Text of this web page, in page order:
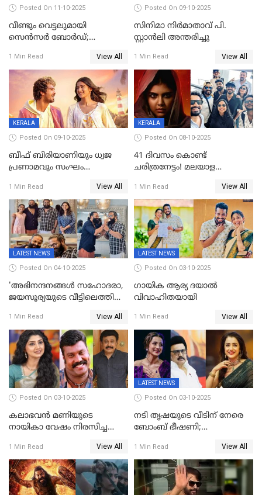
Posted On 11-10-2025
വീണ്ടും വെട്ടലുമായി
സെന്‍സര്‍ ബോര്‍ഡ്;
തിരുത്തല്‍
1 Min Read View All
Posted On 09-10-2025
സിനിമാ നിർമാതാവ് പി.
സ്റ്റാൻലി അന്തരിച്ചു
1 Min Read View All
KERALA
Posted On 09-10-2025
ബീഫ് ബിരിയാണിയും ധ്വജ
പ്രണാമവും സംഘം
നിഗത്തിന്റെ ഹാൽ
സിനിമയ്ക്ക്
സെൻസർബോർഡിന്റെ
കടുംവെട്ട്
1 Min Read View All
KERALA
Posted On 08-10-2025
41 ദിവസം കൊണ്ട്
ചരിത്രനേട്ടം! മലയാള
അധ്യായം, വിസ്മയമായി
ലോക 300 കോടി ക്ലബ്ബിൽ
1 Min Read View All
LATEST NEWS
Posted On 04-10-2025
'അഭിനന്ദനങ്ങൾ സഹോദരാ,
ജയസൂര്യയുടെ വീട്ടിലെത്തി
ആഘോഷം'
1 Min Read View All
LATEST NEWS
Posted On 03-10-2025
ഗായിക ആര്യ ദയാൽ
വിവാഹിതയായി
1 Min Read View All
Posted On 03-10-2025
കലാഭവൻ മണിയുടെ
നായികാ വേഷം നിരസിച്ച
നടി ദിവ്യ ഉണ്ണിയല്ലെന്നും
സമൂഹമാധ്യമത്തിൽ കുറിപ്പ്
1 Min Read View All
LATEST NEWS
Posted On 03-10-2025
നടി തൃഷയുടെ വീടിന് നേരെ
ബോംബ് ഭീഷണി;
കണ്ടെത്തൽ
1 Min Read View All